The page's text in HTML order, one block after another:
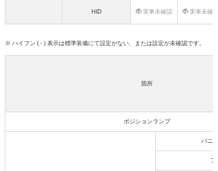
HID 実車未確認 実車未確
※ ハイフン ( - ) 表示は標準装備にて設定がない、または設定が未確認です。
箇所
ポジションランプ
バニ
フ